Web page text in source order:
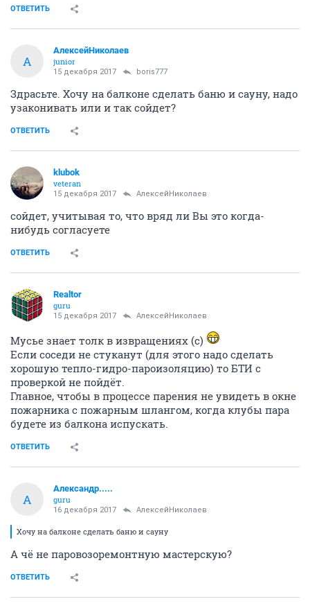
ОТВЕТИТЬ
А
АлексейНиколаев
junior
15 декабря 2017 boris777
Здрасьте. Хочу на балконе сделать баню и сауну, надо
узаконивать или и так сойдет?
ОТВЕТИТЬ
klubok
veteran
15 декабря 2017 АлексейНиколаев
сойдет, учитывая то, что вряд ли Вы это когда-
нибудь согласуете
ОТВЕТИТЬ
Realtor
guru
15 декабря 2017 АлексейНиколаев
Мусье знает толк в извращениях (с)
Если соседи не стуканут (для этого надо сделать
хорошую тепло-гидро-пароизоляцию) то БТИ с
проверкой не пойдёт.
Главное, чтобы в процессе парения не увидеть в окне
пожарника с пожарным шлангом, когда клубы пара
будете из балкона испускать.
ОТВЕТИТЬ
А
Александр.....
guru
16 декабря 2017 АлексейНиколаев
Хочу на балконе сделать баню и сауну
А чё не паровозоремонтную мастерскую?
ОТВЕТИТЬ